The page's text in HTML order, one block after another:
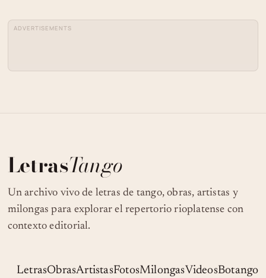
ADVERTISEMENTS
LetrasTango
Un archivo vivo de letras de tango, obras, artistas y
milongas para explorar el repertorio rioplatense con
contexto editorial.
LetrasObrasArtistasFotosMilongasVideosBotango